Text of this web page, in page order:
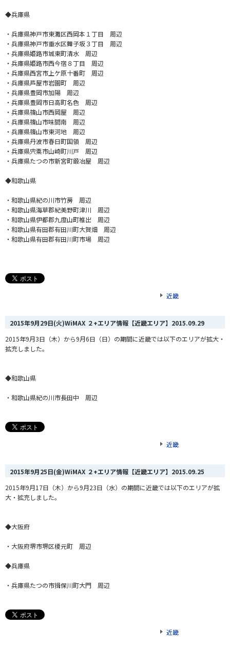
◆兵庫県
・兵庫県神戸市東灘区西岡本１丁目 周辺
・兵庫県神戸市垂水区舞子坂３丁目 周辺
・兵庫県姫路市城東町清水 周辺
・兵庫県姫路市西今宿８丁目 周辺
・兵庫県西宮市上ケ原十番町 周辺
・兵庫県芦屋市岩園町 周辺
・兵庫県豊岡市加陽 周辺
・兵庫県豊岡市日高町名色 周辺
・兵庫県篠山市西岡屋 周辺
・兵庫県篠山市味間南 周辺
・兵庫県篠山市東河地 周辺
・兵庫県丹波市春日町国領 周辺
・兵庫県宍粟市山崎町川戸 周辺
・兵庫県たつの市新宮町鍛冶屋 周辺
◆和歌山県
・和歌山県紀の川市竹房 周辺
・和歌山県海草郡紀美野町津川 周辺
・和歌山県伊都郡九度山町椎出 周辺
・和歌山県有田郡有田川町大賀畑 周辺
・和歌山県有田郡有田川町市場 周辺
近畿
2015年9月29日(火)WiMAX ２+エリア情報【近畿エリア】 2015.09.29
2015年9月3日（木）から9月6日（日）の期間に近畿では以下のエリアが拡大・
拡充しました。
◆和歌山県
・和歌山県紀の川市長田中 周辺
近畿
2015年9月25日(金)WiMAX ２+エリア情報【近畿エリア】 2015.09.25
2015年9月17日（木）から9月23日（水）の期間に近畿では以下のエリアが拡
大・拡充しました。
◆大阪府
・大阪府堺市堺区榎元町 周辺
◆兵庫県
・兵庫県たつの市揖保川町大門 周辺
近畿